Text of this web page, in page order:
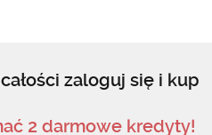
zaloguj się i kup
2 darmowe kredyty!